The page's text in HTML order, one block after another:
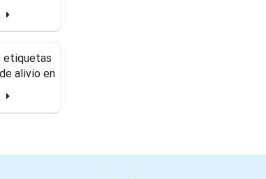
de
etiquetas
alivio en
para